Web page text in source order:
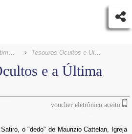
Visitas Guiadas Última Ceia Tesouros Ocultos e Última Ceia (Inglês)
e a Última
voucher eletrônico aceito
o "dedo" de Maurizio Cattelan, Igreja